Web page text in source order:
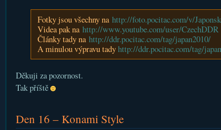
Fotky jsou všechny na http://foto.pocitac.com/v/
Videa pak na http://www.youtube.com/user/CzechDDR
Články tady na http://ddr.pocitac.com/tag/japan2010/
A minulou výpravu tadyhttp://ddr.pocitac.com/tag/
Děkuji za pozornost.
Tak příště
Den 16 – Konami Style